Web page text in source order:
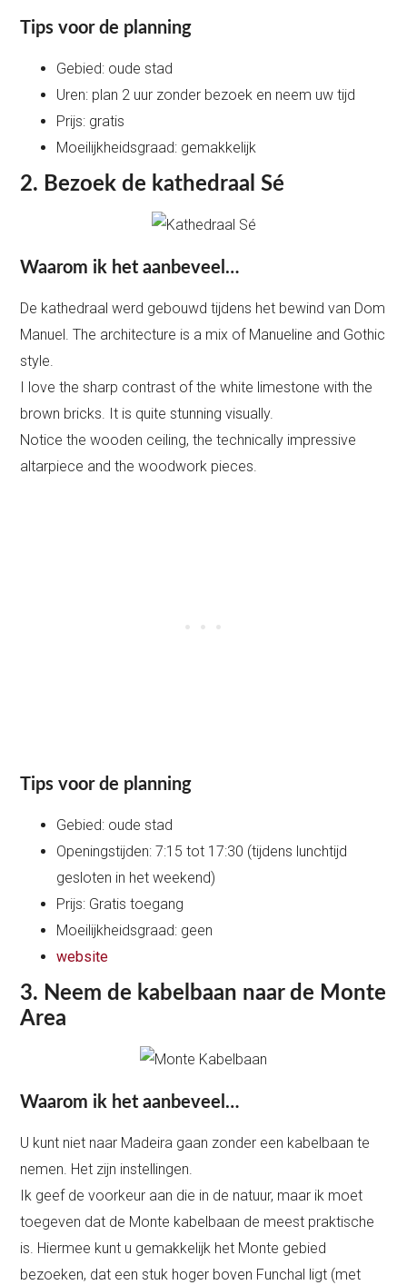
Tips voor de planning
Gebied: oude stad
Uren: plan 2 uur zonder bezoek en neem uw tijd
Prijs: gratis
Moeilijkheidsgraad: gemakkelijk
2. Bezoek de kathedraal Sé
Waarom ik het aanbeveel…
De kathedraal werd gebouwd tijdens het bewind van Dom
Manuel. The architecture is a mix of Manueline and Gothic
style.
I love the sharp contrast of the white limestone with the
brown bricks. It is quite stunning visually.
Notice the wooden ceiling, the technically impressive
altarpiece and the woodwork pieces.
Tips voor de planning
Gebied: oude stad
Openingstijden: 7:15 tot 17:30 (tijdens lunchtijd
gesloten in het weekend)
Prijs: Gratis toegang
Moeilijkheidsgraad: geen
website
3. Neem de kabelbaan naar de Monte
Area
Waarom ik het aanbeveel…
U kunt niet naar Madeira gaan zonder een kabelbaan te
nemen. Het zijn instellingen.
Ik geef de voorkeur aan die in de natuur, maar ik moet
toegeven dat de Monte kabelbaan de meest praktische
is. Hiermee kunt u gemakkelijk het Monte gebied
bezoeken, dat een stuk hoger boven Funchal ligt (met